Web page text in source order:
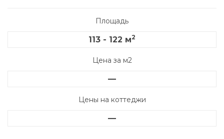
Площадь
113 - 122 м2
Цена за м2
—
Цены на коттеджи
—